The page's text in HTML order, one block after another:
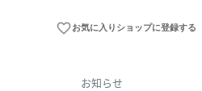
favorite_borderお気に入りショップに登録する
お知らせ